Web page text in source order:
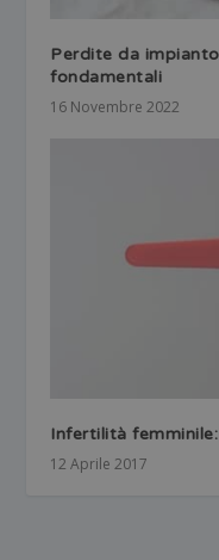
Perdite da
fondamentali
16 Novembre 2022
Infertilità
12 Aprile 2017